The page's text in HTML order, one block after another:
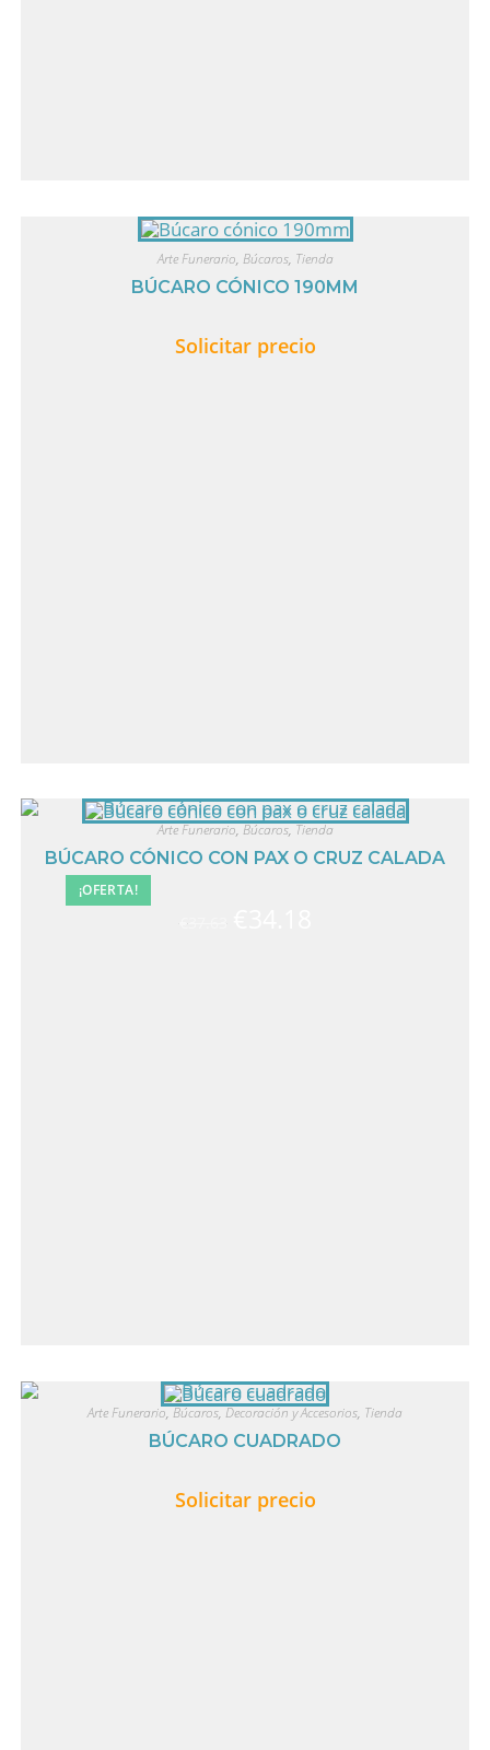
Arte Funerario, Búcaros, Tienda
BÚCARO CÓNICO 190MM
Solicitar precio
¡OFERTA!
Arte Funerario, Búcaros, Tienda
BÚCARO CÓNICO CON PAX O CRUZ CALADA
Arte Funerario,Búcaros,Decoración y Accesorios, Tienda
BÚCARO CUADRADO
Solicitar precio